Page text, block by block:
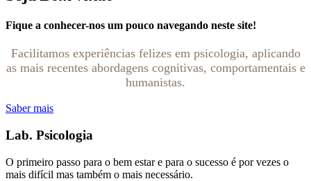
Fique a conhecer-nos um pouco navegando neste site!
Facilitamos experiências felizes em psicologia, aplicando
as mais recentes abordagens cognitivas, comportamentais e
humanistas.
Saber mais
Lab. Psicologia
O primeiro passo para o bem estar e para o sucesso é por vezes o
mais difícil mas também o mais necessário.